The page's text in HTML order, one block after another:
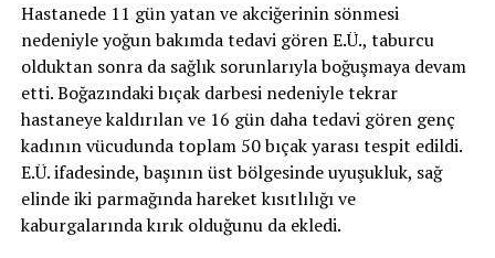
Hastanede 11 gün yatan ve akciğerinin sönmesi
nedeniyle yoğun bakımda tedavi gören E.Ü., taburcu
olduktan sonra da sağlık sorunlarıyla boğuşmaya devam
etti. Boğazındaki bıçak darbesi nedeniyle tekrar
hastaneye kaldırılan ve 16 gün daha tedavi gören genç
kadının vücudunda toplam 50 bıçak yarası tespit edildi.
E.Ü. ifadesinde, başının üst bölgesinde uyuşukluk, sağ
elinde iki parmağında hareket kısıtlılığı ve
kaburgalarında kırık olduğunu da ekledi.